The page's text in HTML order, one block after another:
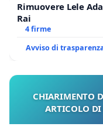
Rimuovere Lele
Rai
4 firme
Avviso di
CHIARIMENTO
ARTICOLO DI